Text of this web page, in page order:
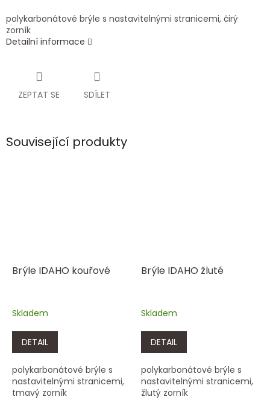
polykarbonátové brýle s nastavitelnými stranicemi, čirý
zorník
Detailní informace
ZEPTAT SE SDÍLET
Související produkty
Brýle IDAHO kouřové
Skladem
DETAIL
polykarbonátové brýle s
nastavitelnými stranicemi,
tmavý zorník
Brýle IDAHO žluté
Skladem
DETAIL
polykarbonátové brýle s
nastavitelnými stranicemi,
žlutý zorník